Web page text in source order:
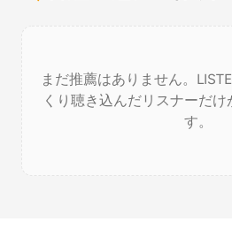
まだ推薦はありません。
くり聴き込んだリスナーだけ
す。